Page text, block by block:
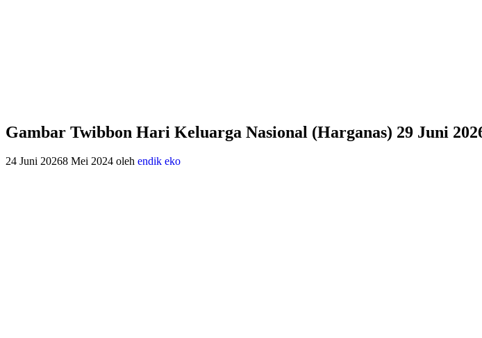
Gambar Twibbon Hari Keluarga Nasional (Harganas) 29 Juni
24 Juni 20268 Mei 2024 oleh endik eko